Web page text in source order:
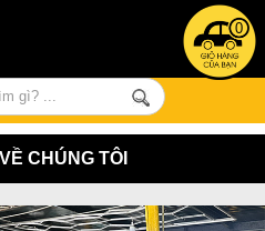
0
CHÚNG TÔI